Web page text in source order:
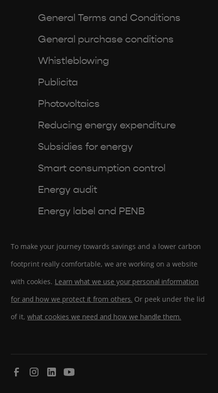
General Terms and Conditions
General purchase conditions
Whistleblowing
Publicita
Photovoltaics
Reducing energy expenditure
Subsidies for energy
Smart consumption control
Energy audit
Energy label and PENB
To make your journey towards savings and a lower carbon
footprint really comfortable, we are working on a website
with cookies. Learn what we use your personal information
for and how we protect it from others. Or peek under the lid
of it,what cookies we need and how we handle them.